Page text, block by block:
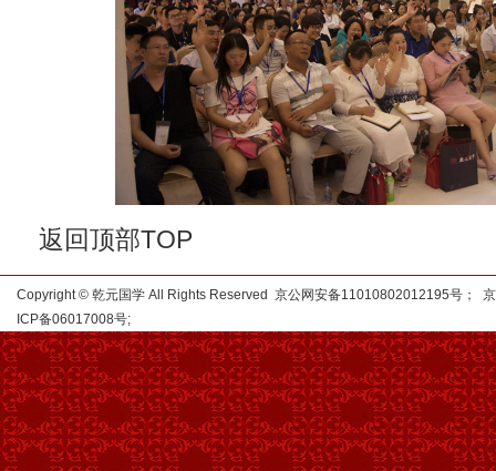
返回顶部TOP
Copyright © 乾元国学 All Rights Reserved 京公网安备11010802012195号； 京
ICP备06017008号;